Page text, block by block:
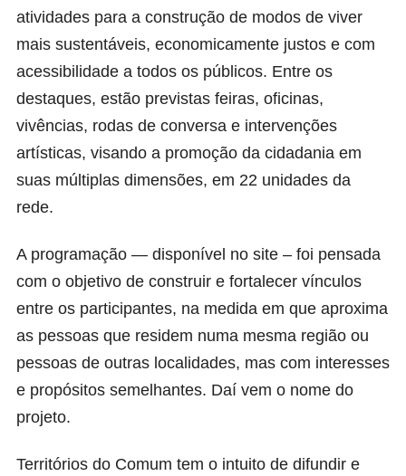
atividades para a construção de modos de viver
mais sustentáveis, economicamente justos e com
acessibilidade a todos os públicos. Entre os
destaques, estão previstas feiras, oficinas,
vivências, rodas de conversa e intervenções
artísticas, visando a promoção da cidadania em
suas múltiplas dimensões, em 22 unidades da
rede.
A programação — disponível no site – foi pensada
com o objetivo de construir e fortalecer vínculos
entre os participantes, na medida em que aproxima
as pessoas que residem numa mesma região ou
pessoas de outras localidades, mas com interesses
e propósitos semelhantes. Daí vem o nome do
projeto.
Territórios do Comum tem o intuito de difundir e